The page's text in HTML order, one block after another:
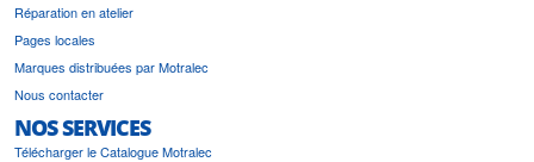
Réparation en atelier
Pages locales
Marques distribuées par Motralec
Nous contacter
NOS SERVICES
Télécharger le Catalogue Motralec